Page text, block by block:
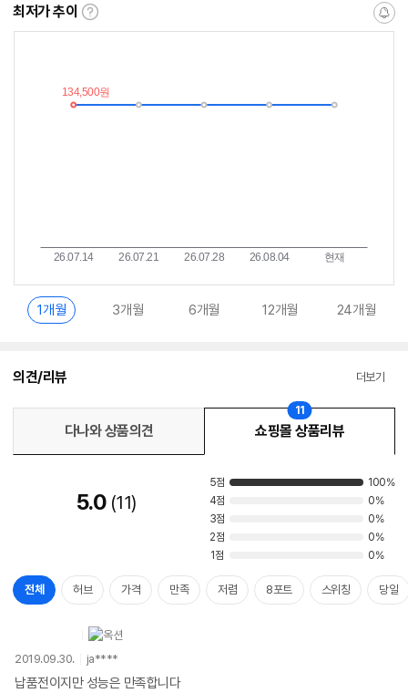
최저가 추이
최
이
란?
알
1개월 3개월 6개월 12개월 24개월
의견/리뷰 더보기
다나와 상품의견 쇼핑몰 상품리뷰
11
5.0 11
5점
100%
4점
0%
3점
0%
2점
0%
1점
0%
전체 허브 가격 만족 저렴 8포트 스위칭 당일
2019.09.30. ja****
납품전이지만 성능은 만족합니다